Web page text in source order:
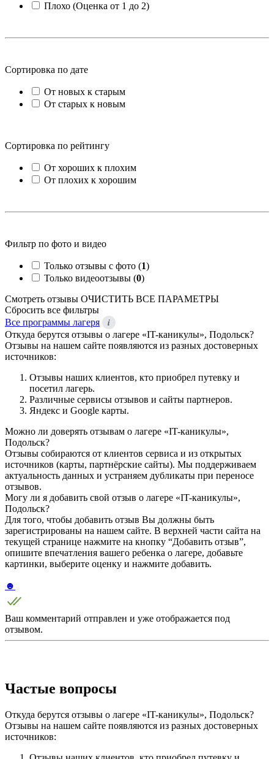
Плохо (Оценка от 1 до 2)
Сортировка по дате
От новых к старым
От старых к новым
Сортировка по рейтингу
От хороших к плохим
От плохих к хорошим
Фильтр по фото и видео
Только отзывы с фото (1)
Только видеоотзывы (0)
Смотреть отзывы ОЧИСТИТЬ ВСЕ ПАРАМЕТРЫ
Сбросить все фильтры
Все программы лагеря
i
Откуда берутся отзывы о лагере «IT-каникулы», Подольск?
Отзывы на нашем сайте появляются из разных достоверных
источников:
Отзывы наших клиентов, кто приобрел путевку и
посетил лагерь.
Различные сервисы отзывов и сайты партнеров.
Яндекс и Google карты.
Можно ли доверять отзывам о лагере «IT-каникулы»,
Подольск?
Отзывы собираются от клиентов сервиса и из открытых
источников (карты, партнёрские сайты). Мы поддерживаем
актуальность данных и устраняем дубликаты при переносе
отзывов.
Могу ли я добавить свой отзыв о лагере «IT-каникулы»,
Подольск?
Для того, чтобы добавить отзыв Вы должны быть
зарегистрированы на нашем сайте. В верхней части сайта на
текущей странице нажмите на кнопку “Добавить отзыв”,
опишите впечатления вашего ребенка о лагере, добавьте
картинки, выберите оценку и нажмите добавить.
☻
Ваш комментарий отправлен и уже отображается под
отзывом.
Частые вопросы
Откуда берутся отзывы о лагере «IT-каникулы», Подольск?
Отзывы на нашем сайте появляются из разных достоверных
источников: